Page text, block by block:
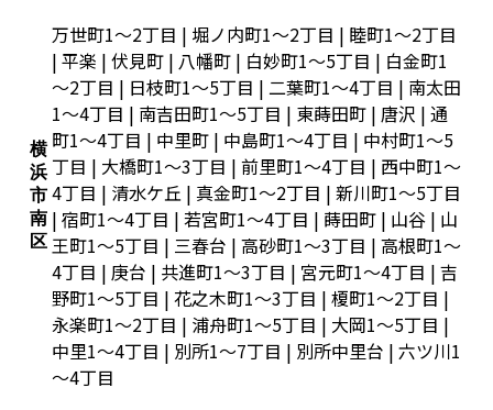
横
浜
市
南
区
万世町1～2丁目 | 堀ノ内町1～2丁目 | 睦町1～2丁目
| 平楽 | 伏見町 | 八幡町 | 白妙町1～5丁目 | 白金町1
～2丁目 | 日枝町1～5丁目 | 二葉町1～4丁目 | 南太田
1～4丁目 | 南吉田町1～5丁目 | 東蒔田町 | 唐沢 | 通
町1～4丁目 | 中里町 | 中島町1～4丁目 | 中村町1～5
丁目 | 大橋町1～3丁目 | 前里町1～4丁目 | 西中町1～
4丁目 | 清水ケ丘 | 真金町1～2丁目 | 新川町1～5丁目
| 宿町1～4丁目 | 若宮町1～4丁目 | 蒔田町 | 山谷 | 山
王町1～5丁目 | 三春台 | 高砂町1～3丁目 | 高根町1～
4丁目 | 庚台 | 共進町1～3丁目 | 宮元町1～4丁目 | 吉
野町1～5丁目 | 花之木町1～3丁目 | 榎町1～2丁目 |
永楽町1～2丁目 | 浦舟町1～5丁目 | 大岡1～5丁目 |
中里1～4丁目 | 別所1～7丁目 | 別所中里台 | 六ツ川1
～4丁目